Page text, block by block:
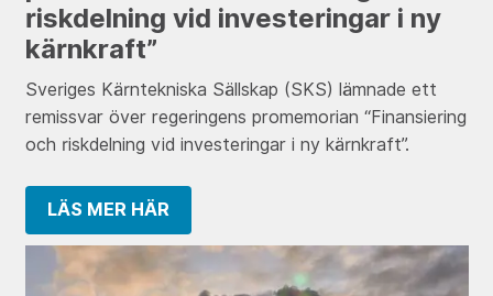
riskdelning vid investeringar i ny
kärnkraft”
Sveriges Kärntekniska Sällskap (SKS) lämnade ett
remissvar över regeringens promemorian “Finansiering
och riskdelning vid investeringar i ny kärnkraft”.
LÄS MER HÄR